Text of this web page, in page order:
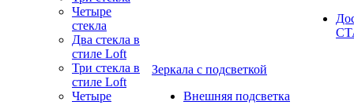
Четыре
стекла
Два стекла в
стиле Loft
Три стекла в
стиле Loft
Четыре
Зеркала с подсветкой
Внешняя подсветка